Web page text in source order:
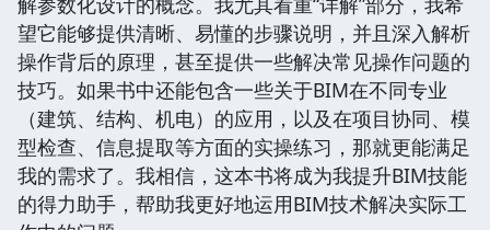
望它能够提供清晰、易懂的步骤说明，并且深入解析
操作背后的原理，甚至提供一些解决常见操作问题的
技巧。如果书中还能包含一些关于BIM在不同专业
（建筑、结构、机电）的应用，以及在项目协同、模
型检查、信息提取等方面的实操练习，那就更能满足
我的需求了。我相信，这本书将成为我提升BIM技能
的得力助手，帮助我更好地运用BIM技术解决实际工